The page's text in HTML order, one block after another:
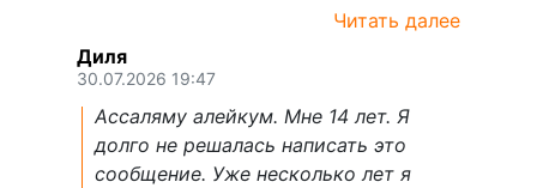
Читать далее
Диля
30.07.2026 19:47
Ассаляму алейкум. Мне 14 лет. Я
долго не решалась написать это
сообщение. Уже несколько лет я